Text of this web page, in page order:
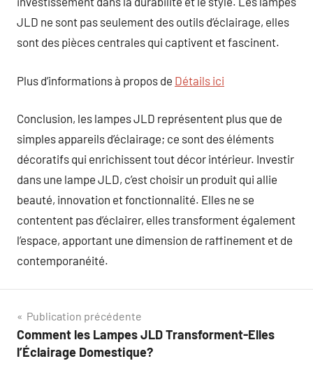
JLD ne sont pas seulement des outils d’éclairage, elles
sont des pièces centrales qui captivent et fascinent.
Plus d’informations à propos de Détails ici
Conclusion, les lampes JLD représentent plus que de
simples appareils d’éclairage; ce sont des éléments
décoratifs qui enrichissent tout décor intérieur. Investir
dans une lampe JLD, c’est choisir un produit qui allie
beauté, innovation et fonctionnalité. Elles ne se
contentent pas d’éclairer, elles transforment également
l’espace, apportant une dimension de raffinement et de
contemporanéité.
Navigation
de
Publication précédente
Comment les Lampes JLD Transforment-Elles
l’Éclairage Domestique?